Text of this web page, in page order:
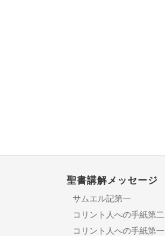
聖書講解メッセージ
サムエル記第一
コリント人への手紙第二
コリント人への手紙第一